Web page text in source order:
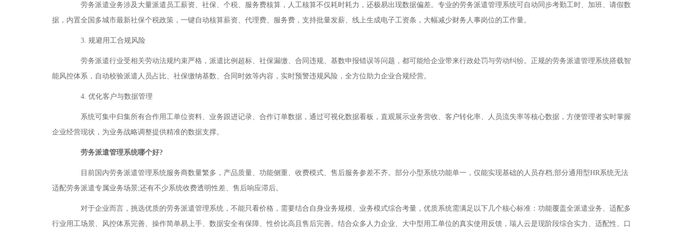
劳务派遣业务涉及大量派遣员工薪资、社保、个税、服务费核算，人工核算不仅耗时耗力，还极易出现数据偏差。专业的劳务派遣管理系统可自动同步考勤工时、加班、请假数
据，内置全国多城市最新社保个税政策，一键自动核算薪资、代理费、服务费，支持批量发薪、线上生成电子工资条，大幅减少财务人事岗位的工作量。
3. 规避用工合规风险
劳务派遣行业受相关劳动法规约束严格，派遣比例超标、社保漏缴、合同违规、基数申报错误等问题，都可能给企业带来行政处罚与劳动纠纷。正规的劳务派遣管理系统搭载智
能风控体系，自动校验派遣人员占比、社保缴纳基数、合同时效等内容，实时预警违规风险，全方位助力企业合规经营。
4. 优化客户与数据管理
系统可集中归集所有合作用工单位资料、业务跟进记录、合作订单数据，通过可视化数据看板，直观展示业务营收、客户转化率、人员流失率等核心数据，方便管理者实时掌握
企业经营现状，为业务战略调整提供精准的数据支撑。
劳务派遣管理系统哪个好?
目前国内劳务派遣管理系统服务商数量繁多，产品质量、功能侧重、收费模式、售后服务参差不齐。部分小型系统功能单一，仅能实现基础的人员存档;部分通用型HR系统无法
适配劳务派遣专属业务场景;还有不少系统收费透明性差、售后响应滞后。
对于企业而言，挑选优质的劳务派遣管理系统，不能只看价格，需要结合自身业务规模、业务模式综合考量，优质系统需满足以下几个核心标准：功能覆盖全派遣业务、适配多
行业用工场景、风控体系完善、操作简单易上手、数据安全有保障、性价比高且售后完善。结合众多人力企业、大中型用工单位的真实使用反馈，瑞人云是现阶段综合实力、适配性、口